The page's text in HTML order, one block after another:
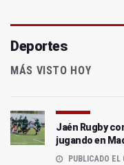
Deportes
MÁS VISTO HOY
Jaén Rugby
jugando en
PUBLICADO